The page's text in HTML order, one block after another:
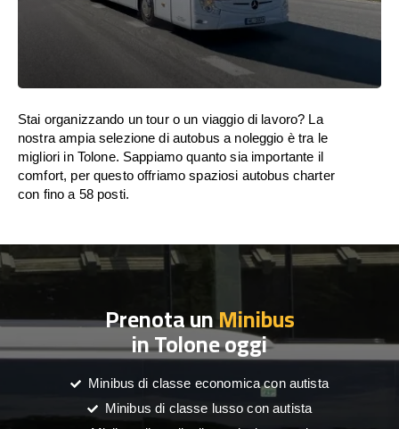
Stai organizzando un tour o un viaggio di lavoro? La
nostra ampia selezione di autobus a noleggio è tra le
migliori in Tolone. Sappiamo quanto sia importante il
comfort, per questo offriamo spaziosi autobus charter
con fino a 58 posti.
Prenota unMinibus
in Tolone oggi
Minibus di classe economica con autista
Minibus di classe lusso con autista